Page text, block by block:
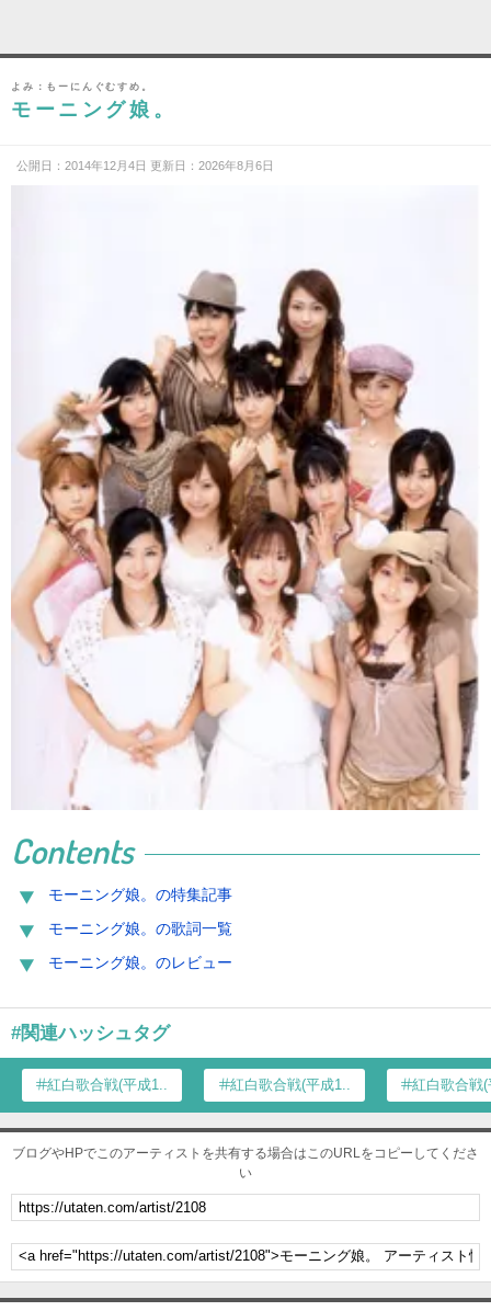
よみ：もーにんぐむすめ。
モーニング娘。
公開日：2014年12月4日 更新日：2026年8月6日
Contents
モーニング娘。の特集記事
モーニング娘。の歌詞一覧
モーニング娘。のレビュー
#関連ハッシュタグ
紅白歌合戦(平成1... 紅白歌合戦(平成1... 紅白歌合戦
ブログやHPでこのアーティストを共有する場合はこのURLをコピーしてくださ
い